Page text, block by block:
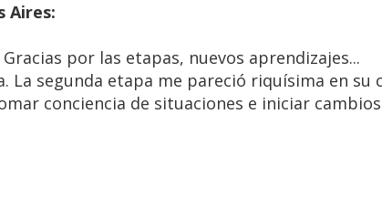
Aires:
Gracias por las etapas, nuevos aprendizajes...
La segunda etapa me pareció riquísima en su
conciencia de situaciones e iniciar